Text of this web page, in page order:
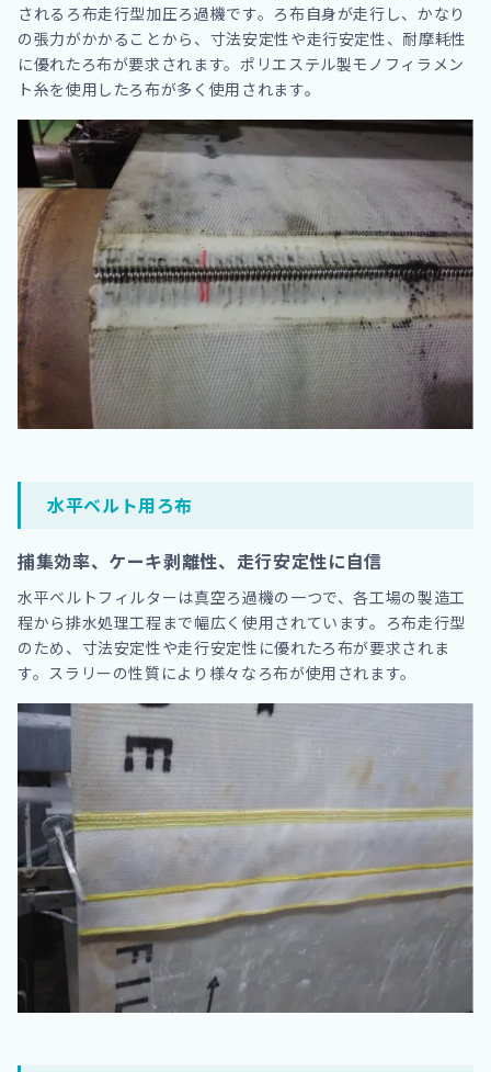
されるろ布走行型加圧ろ過機です。ろ布自身が走行し、かなり
の張力がかかることから、寸法安定性や走行安定性、耐摩耗性
に優れたろ布が要求されます。ポリエステル製モノフィラメン
ト糸を使用したろ布が多く使用されます。
水平ベルト用ろ布
捕集効率、ケーキ剥離性、走行安定性に自信
水平ベルトフィルターは真空ろ過機の一つで、各工場の製造工
程から排水処理工程まで幅広く使用されています。ろ布走行型
のため、寸法安定性や走行安定性に優れたろ布が要求されま
す。スラリーの性質により様々なろ布が使用されます。